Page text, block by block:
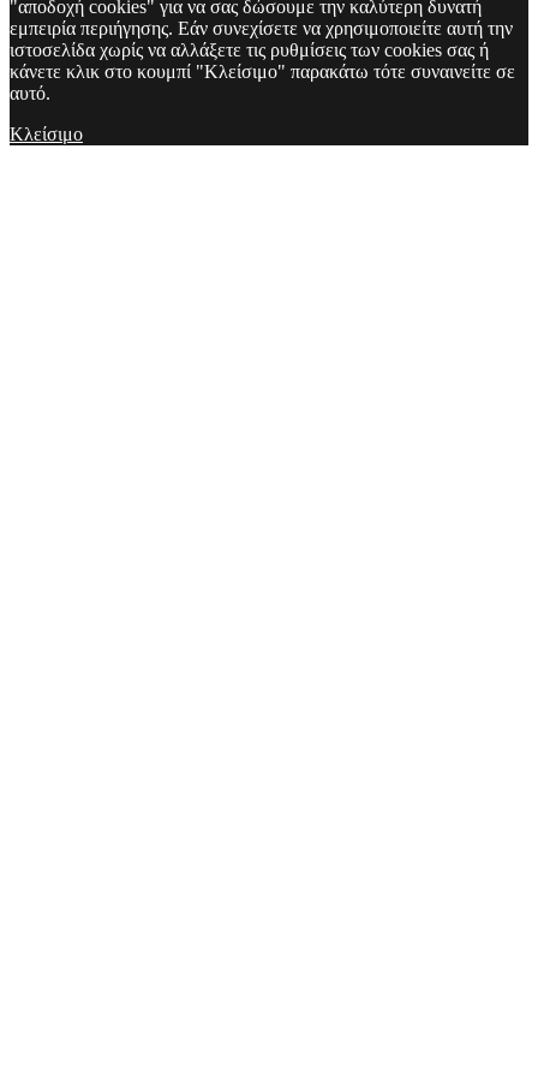
"αποδοχή cookies" για να σας δώσουμε την καλύτερη δυνατή
εμπειρία περιήγησης. Εάν συνεχίσετε να χρησιμοποιείτε αυτή την
ιστοσελίδα χωρίς να αλλάξετε τις ρυθμίσεις των cookies σας ή
κάνετε κλικ στο κουμπί "Κλείσιμο" παρακάτω τότε συναινείτε σε
αυτό.
Κλείσιμο